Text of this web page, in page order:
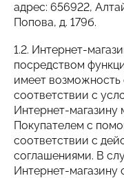
адрес: 656922,
Попова, д. 179б.
1.2. Интернет-
посредством
имеет возможность
соответствии с
Интернет-
Покупателем с
соответствии с
соглашениями. В
Интернет-